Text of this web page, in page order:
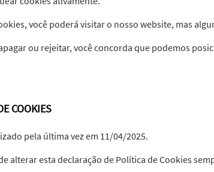
você poderá visitar o nosso website, mas
ou rejeitar, você concorda que podemos
COOKIES
pela última vez em 11/04/2025.
alterar esta declaração de Política de Cookies